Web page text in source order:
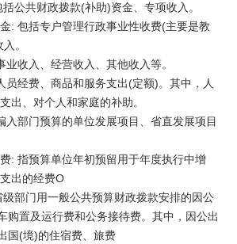
公共财政拨款(补助)资金、专项收入。
: 包括专户管理行政事业性收费(主要是教
。
收入、经营收入、其他收入等。
员经费、商品和服务支出(定额)。其中，人
出、对个人和家庭的补助。
入部门预算的单位发展项目、省直发展项目
: 指预算单位年初预留用于年度执行中增
出的经费O
部门用一般公共预算财政拨款安排的因公
购置及运行费和公务接待费。其中，因公出
国(境)的住宿费、旅费